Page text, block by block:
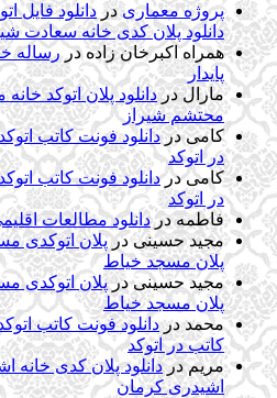
پروژه معماریدر دانلود فایل
دانلود پلان کدی خانه سعادت
همراه اکبرخان زادهدررساله
پایدار
مارالدردانلود پلان اتوکد
محتشم شیراز
کامیدردانلود فونت کاتب
در اتوکد
کامیدردانلود فونت کاتب
در اتوکد
فاطمهدردانلود مطالعات
مجید حسینیدرپلان اتوکدی
پلان مسجد خیاط
مجید حسینیدرپلان اتوکدی
پلان مسجد خیاط
محمددردانلود فونت کاتب
کاتب در اتوکد
مریمدردانلود پلان کدی خانه
اشیدری کرمان